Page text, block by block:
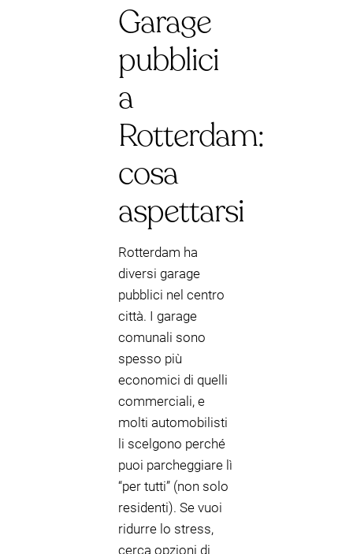
Garage
pubblici
a
Rotterdam:
cosa
aspettarsi
Rotterdam ha
diversi garage
pubblici nel centro
città. I garage
comunali sono
spesso più
economici di quelli
commerciali, e
molti automobilisti
li scelgono perché
puoi parcheggiare lì
“per tutti” (non solo
residenti). Se vuoi
ridurre lo stress,
cerca opzioni di